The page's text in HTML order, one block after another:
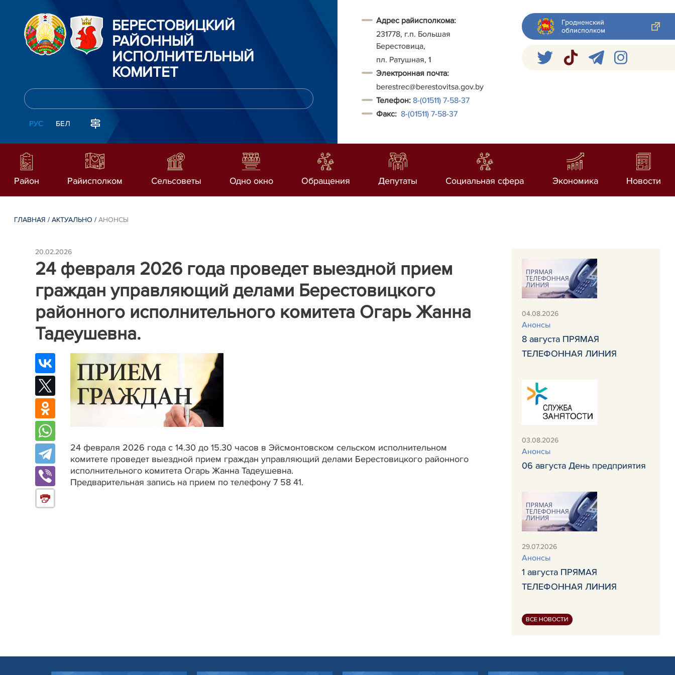
БЕРЕСТОВИЦКИЙ
РАЙОННЫЙ
ИСПОЛНИТЕЛЬНЫЙ
КОМИТЕТ
РУС БЕЛ
Адрес райисполкома:
231778, г.п. Большая
Берестовица,
пл. Ратушная, 1
Электронная почта:
berestrec@berestovitsa.gov.by
Телефон: 8-(01511) 7-58-37
Факс: 8-(01511) 7-58-37
Гродненский
облисполком
Район Райисполком Сельсоветы Одно окно Обращения Депутаты Социальная сфера Экономика Новости
ГЛАВНАЯ /АКТУАЛЬНО /АНОНСЫ
20.02.2026
24 февраля 2026 года проведет выездной прием
граждан управляющий делами Берестовицкого
районного исполнительного комитета Огарь Жанна
Тадеушевна.
24 февраля 2026 года с 14.30 до 15.30 часов в Эйсмонтовском сельском исполнительном
комитете проведет выездной прием граждан управляющий делами Берестовицкого районного
исполнительного комитета Огарь Жанна Тадеушевна.
Предварительная запись на прием по телефону 7 58 41.
04.08.2026
Анонсы
8 августа ПРЯМАЯ
ТЕЛЕФОННАЯ ЛИНИЯ
03.08.2026
Анонсы
06 августа День предприятия
29.07.2026
Анонсы
1 августа ПРЯМАЯ
ТЕЛЕФОННАЯ ЛИНИЯ
ВСЕ НОВОСТИ